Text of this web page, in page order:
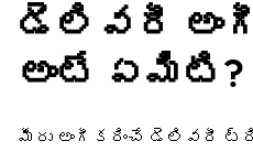
డెలివరీ
అంటే ఏమిటి?
మీరు అంగీకరించే డెలివరీ